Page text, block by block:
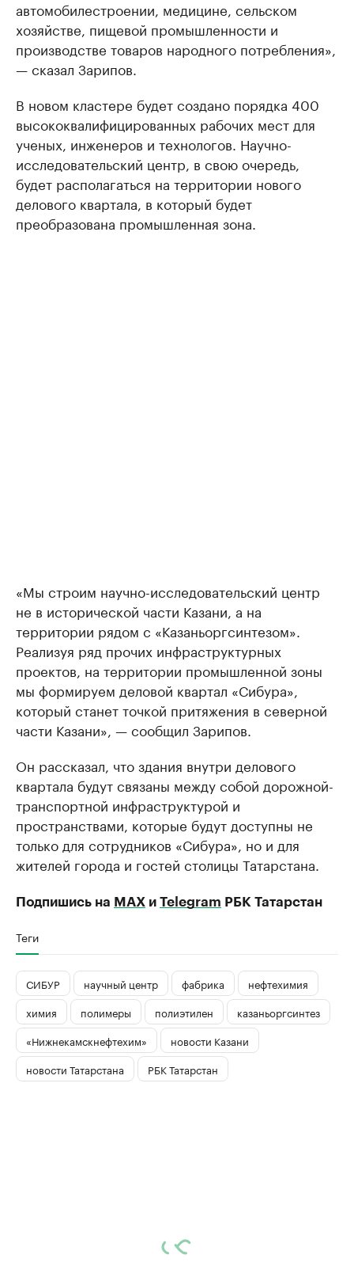
автомобилестроении, медицине, сельском
хозяйстве, пищевой промышленности и
производстве товаров народного потребления»,
— сказал Зарипов.
В новом кластере будет создано порядка 400
высококвалифицированных рабочих мест для
ученых, инженеров и технологов. Научно-
исследовательский центр, в свою очередь,
будет располагаться на территории нового
делового квартала, в который будет
преобразована промышленная зона.
«Мы строим научно-исследовательский центр
не в исторической части Казани, а на
территории рядом с «Казаньоргсинтезом».
Реализуя ряд прочих инфраструктурных
проектов, на территории промышленной зоны
мы формируем деловой квартал «Сибура»,
который станет точкой притяжения в северной
части Казани», — сообщил Зарипов.
Он рассказал, что здания внутри делового
квартала будут связаны между собой дорожной-
транспортной инфраструктурой и
пространствами, которые будут доступны не
только для сотрудников «Сибура», но и для
жителей города и гостей столицы Татарстана.
Подпишись на MAX и Telegram РБК Татарстан
Теги
СИБУР научный центр фабрика
нефтехимия
химия
полимеры полиэтилен
казаньоргсинтез
«Нижнекамскнефтехим»
новости Казани
новости Татарстана
РБК Татарстан